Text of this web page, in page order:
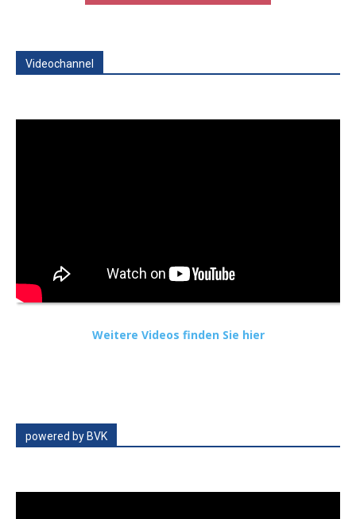
Videochannel
Weitere Videos finden Sie hier
powered by BVK